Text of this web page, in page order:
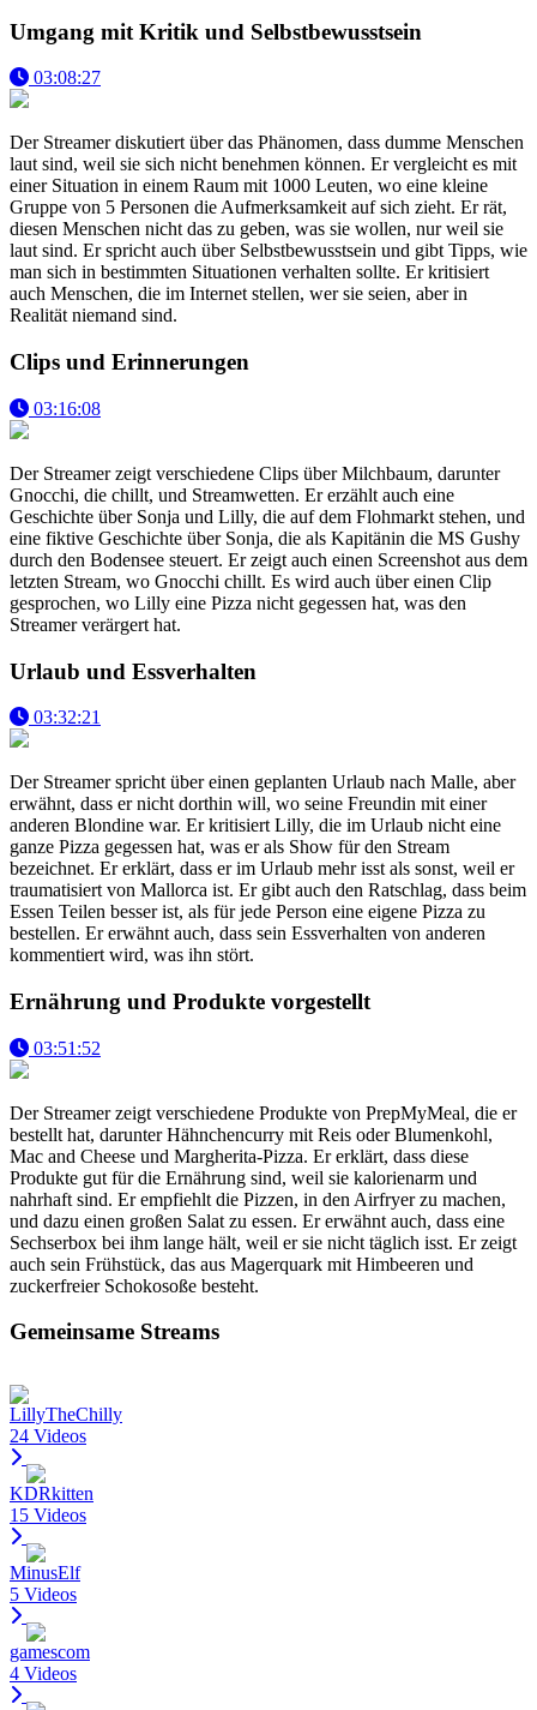
Umgang mit Kritik und Selbstbewusstsein
03:08:27
Der Streamer diskutiert über das Phänomen, dass dumme Menschen
laut sind, weil sie sich nicht benehmen können. Er vergleicht es mit
einer Situation in einem Raum mit 1000 Leuten, wo eine kleine
Gruppe von 5 Personen die Aufmerksamkeit auf sich zieht. Er rät,
diesen Menschen nicht das zu geben, was sie wollen, nur weil sie
laut sind. Er spricht auch über Selbstbewusstsein und gibt Tipps, wie
man sich in bestimmten Situationen verhalten sollte. Er kritisiert
auch Menschen, die im Internet stellen, wer sie seien, aber in
Realität niemand sind.
Clips und Erinnerungen
03:16:08
Der Streamer zeigt verschiedene Clips über Milchbaum, darunter
Gnocchi, die chillt, und Streamwetten. Er erzählt auch eine
Geschichte über Sonja und Lilly, die auf dem Flohmarkt stehen, und
eine fiktive Geschichte über Sonja, die als Kapitänin die MS Gushy
durch den Bodensee steuert. Er zeigt auch einen Screenshot aus dem
letzten Stream, wo Gnocchi chillt. Es wird auch über einen Clip
gesprochen, wo Lilly eine Pizza nicht gegessen hat, was den
Streamer verärgert hat.
Urlaub und Essverhalten
03:32:21
Der Streamer spricht über einen geplanten Urlaub nach Malle, aber
erwähnt, dass er nicht dorthin will, wo seine Freundin mit einer
anderen Blondine war. Er kritisiert Lilly, die im Urlaub nicht eine
ganze Pizza gegessen hat, was er als Show für den Stream
bezeichnet. Er erklärt, dass er im Urlaub mehr isst als sonst, weil er
traumatisiert von Mallorca ist. Er gibt auch den Ratschlag, dass beim
Essen Teilen besser ist, als für jede Person eine eigene Pizza zu
bestellen. Er erwähnt auch, dass sein Essverhalten von anderen
kommentiert wird, was ihn stört.
Ernährung und Produkte vorgestellt
03:51:52
Der Streamer zeigt verschiedene Produkte von PrepMyMeal, die er
bestellt hat, darunter Hähnchencurry mit Reis oder Blumenkohl,
Mac and Cheese und Margherita-Pizza. Er erklärt, dass diese
Produkte gut für die Ernährung sind, weil sie kalorienarm und
nahrhaft sind. Er empfiehlt die Pizzen, in den Airfryer zu machen,
und dazu einen großen Salat zu essen. Er erwähnt auch, dass eine
Sechserbox bei ihm lange hält, weil er sie nicht täglich isst. Er zeigt
auch sein Frühstück, das aus Magerquark mit Himbeeren und
zuckerfreier Schokosoße besteht.
Gemeinsame Streams
LillyTheChilly
24 Videos
KDRkitten
15 Videos
MinusElf
5 Videos
gamescom
4 Videos